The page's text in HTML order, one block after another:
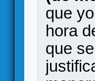
que
hora
que